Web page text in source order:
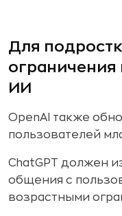
Для
ограничения
ИИ
OpenAI также
пользователей
ChatGPT должен
общения с
возрастными